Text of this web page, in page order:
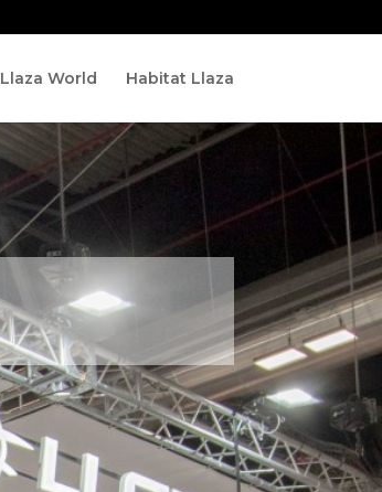
Llaza World Habitat Llaza